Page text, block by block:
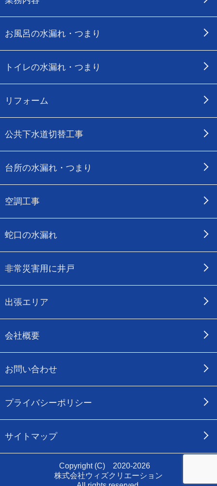
お風呂の水漏れ・つまり
トイレの水漏れ・つまり
リフォーム
公共下水道切替工事
台所の水漏れ・つまり
空調工事
蛇口の水漏れ
非常災害用に井戸
出張エリア
会社概要
お問い合わせ
プライバシーポリシー
サイトマップ
Copyright (C) 2020-2026
株式会社ウィズクリエーション